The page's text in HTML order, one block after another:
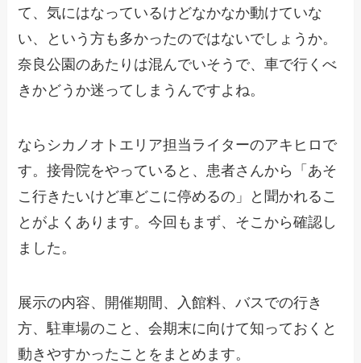
て、気にはなっているけどなかなか動けていな
い、という方も多かったのではないでしょうか。
奈良公園のあたりは混んでいそうで、車で行くべ
きかどうか迷ってしまうんですよね。
ならシカノオトエリア担当ライターのアキヒロで
す。接骨院をやっていると、患者さんから「あそ
こ行きたいけど車どこに停めるの」と聞かれるこ
とがよくあります。今回もまず、そこから確認し
ました。
展示の内容、開催期間、入館料、バスでの行き
方、駐車場のこと、会期末に向けて知っておくと
動きやすかったことをまとめます。